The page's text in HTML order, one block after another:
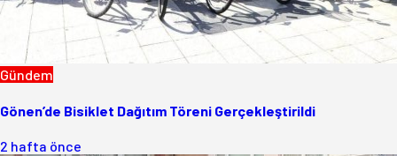
Gündem
Gönen’de Bisiklet Dağıtım Töreni Gerçekleştirildi
2 hafta önce